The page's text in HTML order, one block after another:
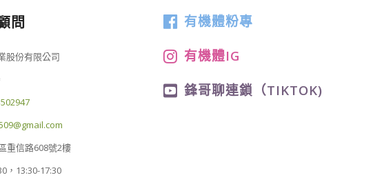
問
股份有限公司
重信路608號2樓
，13:30-17:30
有機體粉專
有機體IG
鋒哥聊連鎖（TIKTOK)